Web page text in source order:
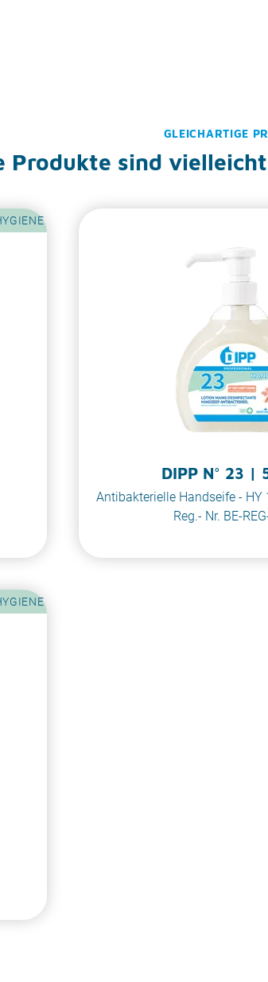
GLEICHARTIGE
Produkte sind
DIPP N° 23 |
Antibakterielle Handseife - HY
Reg.- Nr. BE-